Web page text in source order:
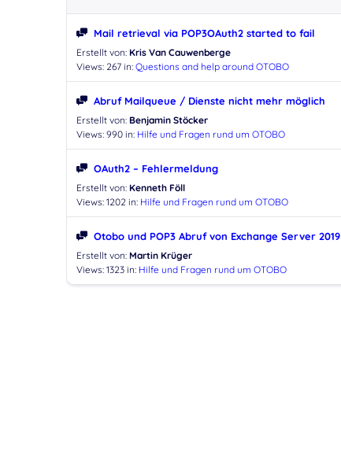
Mail retrieval via POP3OAuth2 started to fail
Erstellt von: Kris Van Cauwenberge
Views: 267 in: Questions and help around OTOBO
Abruf Mailqueue / Dienste nicht mehr möglich
Erstellt von: Benjamin Stöcker
Views: 990 in: Hilfe und Fragen rund um OTOBO
OAuth2 – Fehlermeldung
Erstellt von: Kenneth Föll
Views: 1202 in: Hilfe und Fragen rund um OTOBO
Otobo und POP3 Abruf von Exchange Server 2019
Erstellt von: Martin Krüger
Views: 1323 in: Hilfe und Fragen rund um OTOBO